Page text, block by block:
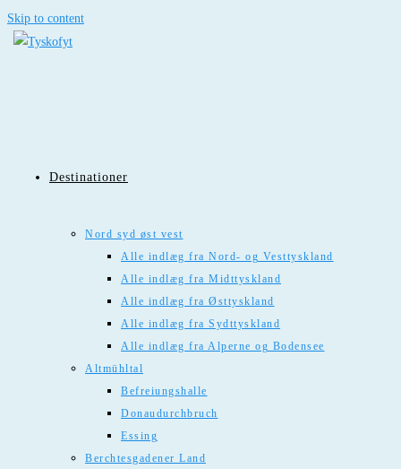
Skip to content
Destinationer
Nord syd øst vest
Alle indlæg fra Nord- og Vesttyskland
Alle indlæg fra Midttyskland
Alle indlæg fra Østtyskland
Alle indlæg fra Sydttyskland
Alle indlæg fra Alperne og Bodensee
Altmühltal
Befreiungshalle
Donaudurchbruch
Essing
Berchtesgadener Land